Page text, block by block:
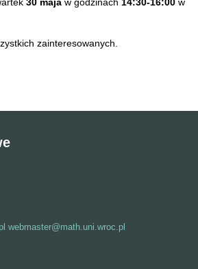
zainteresowanych.
webmaster@math.uni.wroc.pl